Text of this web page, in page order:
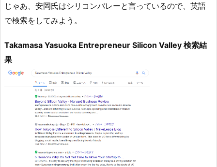
じゃあ、安岡氏はシリコンバレーと言っているので、英語
で検索をしてみよう。
Takamasa Yasuoka Entrepreneur Silicon Valley 検索結
果